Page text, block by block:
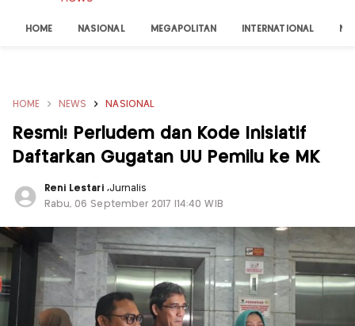
HOME NASIONAL MEGAPOLITAN INTERNATIONAL
HOME NEWS NASIONAL
Resmi! Perludem dan Kode Inisiatif
Daftarkan Gugatan UU Pemilu ke MK
Reni Lestari ,Jurnalis
Rabu, 06 September 2017 |14:40 WIB